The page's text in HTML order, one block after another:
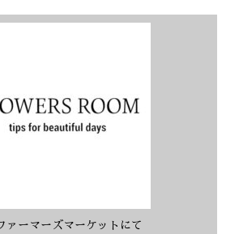
ァーマーズマーケットにて